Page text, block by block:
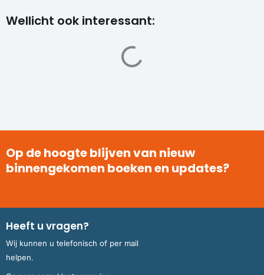
Wellicht ook interessant:
Op de hoogte blijven van nieuw
binnengekomen boeken en updates?
Heeft u vragen?
Wij kunnen u telefonisch of per mail
helpen.